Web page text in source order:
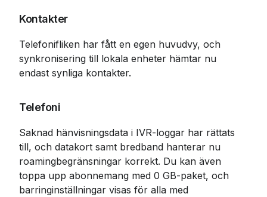
Kontakter
Telefonifliken har fått en egen huvudvy, och
synkronisering till lokala enheter hämtar nu
endast synliga kontakter.
Telefoni
Saknad hänvisningsdata i IVR-loggar har rättats
till, och datakort samt bredband hanterar nu
roamingbegränsningar korrekt. Du kan även
toppa upp abonnemang med 0 GB-paket, och
barringinställningar visas för alla med